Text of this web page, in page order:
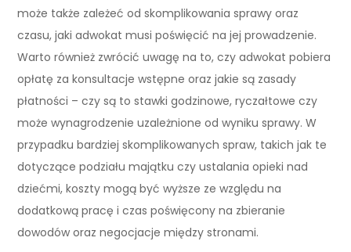
może także zależeć od skomplikowania sprawy oraz
czasu, jaki adwokat musi poświęcić na jej prowadzenie.
Warto również zwrócić uwagę na to, czy adwokat pobiera
opłatę za konsultacje wstępne oraz jakie są zasady
płatności – czy są to stawki godzinowe, ryczałtowe czy
może wynagrodzenie uzależnione od wyniku sprawy. W
przypadku bardziej skomplikowanych spraw, takich jak te
dotyczące podziału majątku czy ustalania opieki nad
dziećmi, koszty mogą być wyższe ze względu na
dodatkową pracę i czas poświęcony na zbieranie
dowodów oraz negocjacje między stronami.